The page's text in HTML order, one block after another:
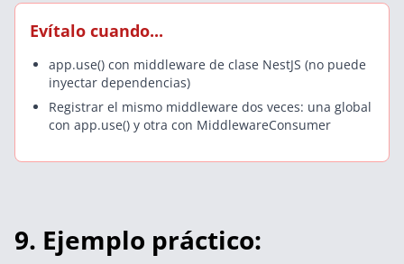
Evítalo cuando...
app.use() con middleware de clase NestJS (no puede
inyectar dependencias)
Registrar el mismo middleware dos veces: una global
con app.use() y otra con MiddlewareConsumer
9. Ejemplo práctico: